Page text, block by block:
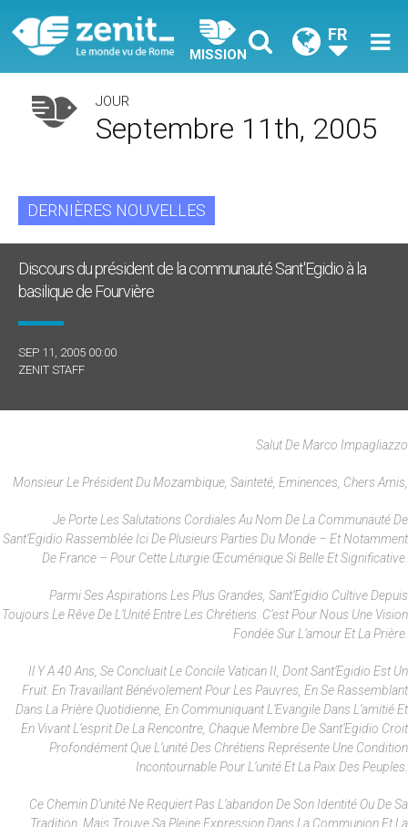
MISSION
FR
JOUR
Septembre 11th, 2005
DERNIÈRES NOUVELLES
Discours du président de la communauté Sant'Egidio à la
basilique de Fourvière
SEP 11, 2005 00:00
ZENIT STAFF
Salut De Marco Impagliazzo
Monsieur Le Président Du Mozambique, Sainteté, Eminences, Chers Amis,
Je Porte Les Salutations Cordiales Au Nom De La Communauté De
Sant’Egidio Rassemblée Ici De Plusieurs Parties Du Monde – Et Notamment
De France – Pour Cette Liturgie Œcuménique Si Belle Et Significative.
Parmi Ses Aspirations Les Plus Grandes, Sant’Egidio Cultive Depuis
Toujours Le Rêve De L’Unité Entre Les Chrétiens. C’est Pour Nous Une Vision
Fondée Sur L’amour Et La Prière.
Il Y A 40 Ans, Se Concluait Le Concile Vatican II, Dont Sant’Egidio Est Un
Fruit. En Travaillant Bénévolement Pour Les Pauvres, En Se Rassemblant
Dans La Prière Quotidienne, En Communiquant L’Evangile Dans L’amitié Et
En Vivant L’esprit De La Rencontre, Chaque Membre De Sant’Egidio Croit
Profondément Que L’unité Des Chrétiens Représente Une Condition
Incontournable Pour L’unité Et La Paix Des Peuples.
Ce Chemin D’unité Ne Requiert Pas L’abandon De Son Identité Ou De Sa
Tradition, Mais Trouve Sa Pleine Expression Dans La Communion Et La